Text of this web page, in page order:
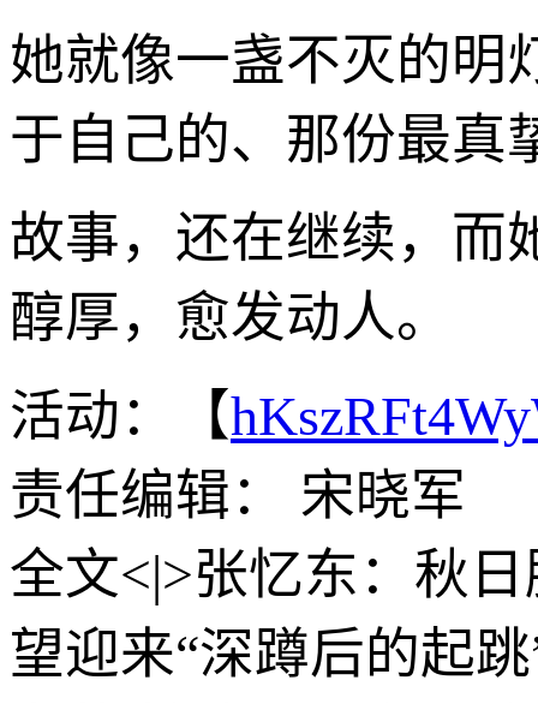
她就像一盏不灭的明
于自己的、那份最真
故事，还在继续，而
醇厚，愈发动人。
活动：【
责任编辑： 宋晓军
全文<|>张忆东：秋
望迎来“深蹲后的起